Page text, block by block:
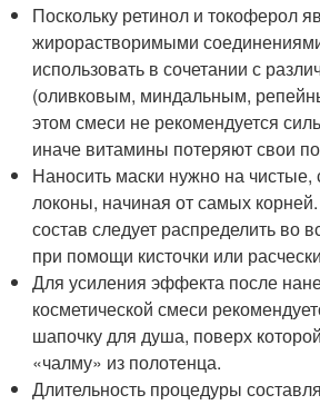
Поскольку ретинол и токоферол
жирорастворимыми
использовать в сочетании с
(оливковым, миндальным,
этом смеси не рекомендуется
иначе витамины потеряют свои
Наносить маски нужно на
локоны, начиная от самых
состав следует распределить во
при помощи кисточки или
Для усиления эффекта после
косметической смеси
шапочку для душа, поверх
«чалму» из полотенца.
Длительность процедуры